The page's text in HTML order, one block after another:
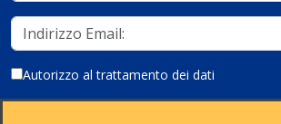
Autorizzo al trattamento dei dati